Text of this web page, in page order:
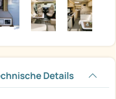
Details